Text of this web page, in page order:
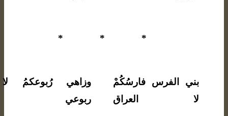
* * *
بني الفرس فارسُكُمْ
لا العراق
وزاهي رُبوعكمُ لا
ربوعي